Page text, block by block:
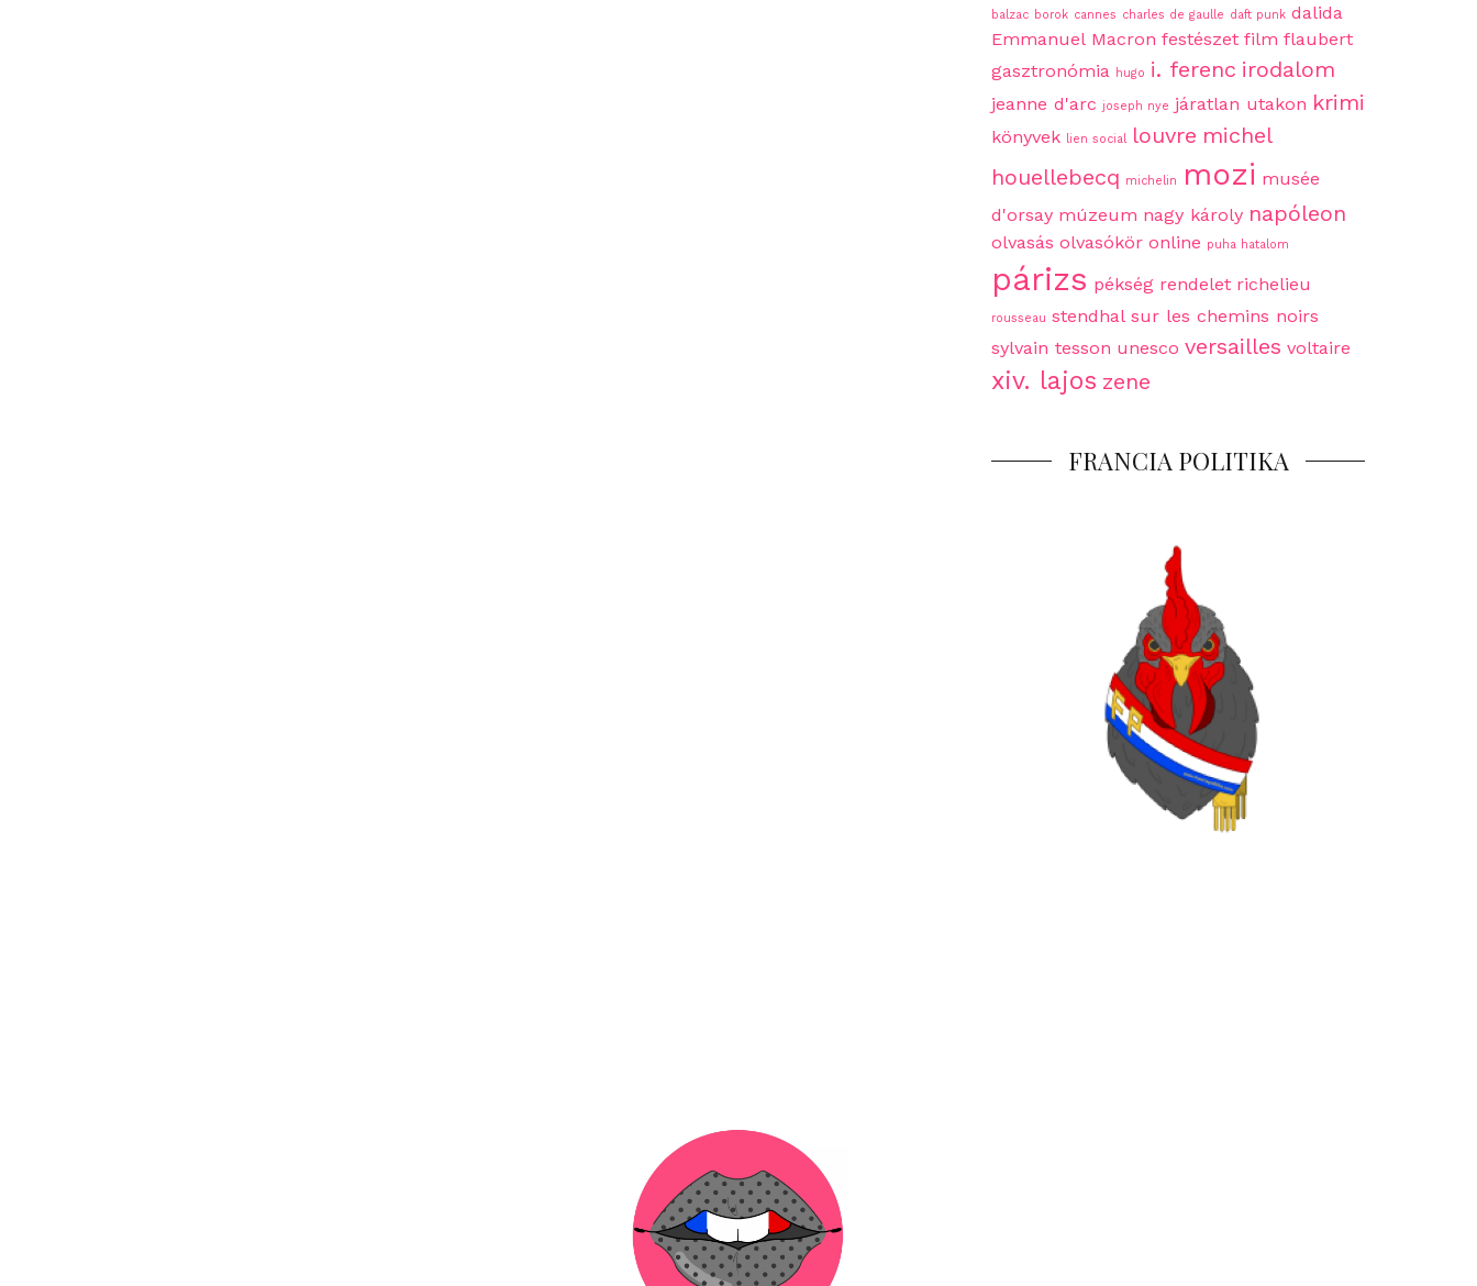
balzac borok cannes charles de gaulle daft punk dalida
Emmanuel Macron festészet film flaubert
gasztronómia
hugo i. ferenc irodalom
jeanne d'arc joseph nye járatlan utakon krimi
könyvek lien social louvre michel
houellebecq michelin mozi musée
d'orsay múzeum nagy károly napóleon
olvasás olvasókör online puha hatalom
párizs pékség rendelet richelieu
rousseau stendhal sur les chemins noirs
sylvain tesson unesco versailles voltaire
xiv. lajos zene
FRANCIA POLITIKA